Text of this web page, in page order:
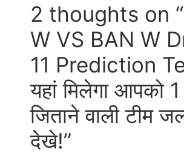
2 thoughts on
W VS BAN W
11 Prediction
यहां मिलेगा आपको
जिताने वाली टीम
देखे!”